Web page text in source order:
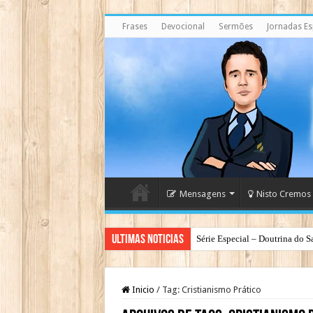
Frases Devocional Sermões Jornadas
Mensagens Nisto Cremos
Ultimas Noticias Série Especial – Doutrina do
Antes da Porta se Fechar: A
Inicio / Tag: Cristianismo Prático